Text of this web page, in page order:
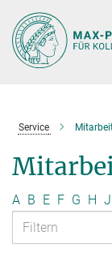
Hauptinhalt
Service
A B E F G H J